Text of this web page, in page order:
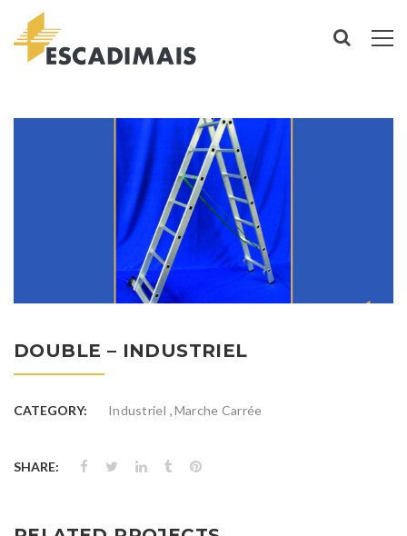
DOUBLE – INDUSTRIEL
CATEGORY: Industriel ,Marche Carrée
SHARE: